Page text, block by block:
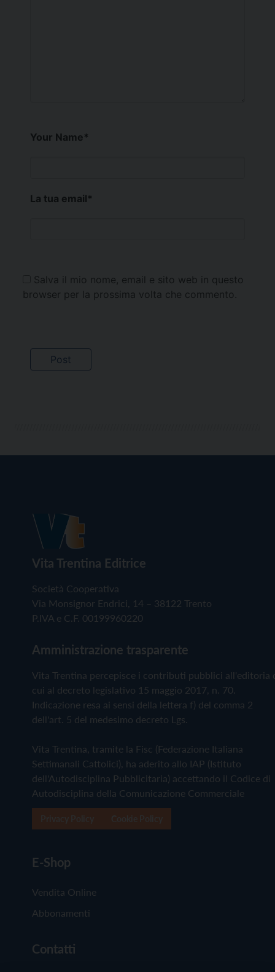
Your Name*
La tua email*
Salva il mio nome, email e sito web in questo
browser per la prossima volta che commento.
Vita Trentina Editrice
Società Cooperativa
Via Monsignor Endrici, 14 – 38122 Trento
P.IVA e C.F. 00199960220
Amministrazione trasparente
Vita Trentina percepisce i contributi pubblici all'editoria
cui al decreto legislativo 15 maggio 2017, n. 70.
Indicazione resa ai sensi della lettera f) del comma 2
dell'art. 5 del medesimo decreto Lgs.
Vita Trentina, tramite la Fisc (Federazione Italiana
Settimanali Cattolici), ha aderito allo IAP (Istituto
dell'Autodisciplina Pubblicitaria) accettando il Codice di
Autodisciplina della Comunicazione Commerciale
E-Shop
Vendita Online
Abbonamenti
Contatti